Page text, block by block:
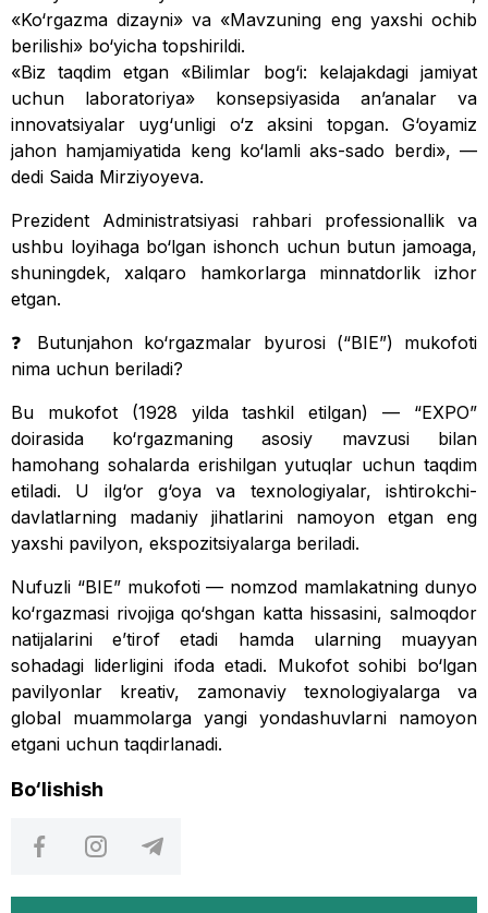
«Ko‘rgazma dizayni» va «Mavzuning eng yaxshi ochib
berilishi» bo‘yicha topshirildi.
«Biz taqdim etgan «Bilimlar bog‘i: kelajakdagi jamiyat
uchun laboratoriya» konsepsiyasida anʼanalar va
innovatsiyalar uyg‘unligi o‘z aksini topgan. G‘oyamiz
jahon hamjamiyatida keng ko‘lamli aks-sado berdi», —
dedi Saida Mirziyoyeva.
Prezident Administratsiyasi rahbari professionallik va
ushbu loyihaga bo‘lgan ishonch uchun butun jamoaga,
shuningdek, xalqaro hamkorlarga minnatdorlik izhor
etgan.
❓ Butunjahon ko‘rgazmalar byurosi (“BIE”) mukofoti
nima uchun beriladi?
Bu mukofot (1928 yilda tashkil etilgan) — “EXPO”
doirasida ko‘rgazmaning asosiy mavzusi bilan
hamohang sohalarda erishilgan yutuqlar uchun taqdim
etiladi. U ilg‘or g‘oya va texnologiyalar, ishtirokchi-
davlatlarning madaniy jihatlarini namoyon etgan eng
yaxshi pavilyon, ekspozitsiyalarga beriladi.
Nufuzli “BIE” mukofoti — nomzod mamlakatning dunyo
ko‘rgazmasi rivojiga qo‘shgan katta hissasini, salmoqdor
natijalarini eʼtirof etadi hamda ularning muayyan
sohadagi liderligini ifoda etadi. Mukofot sohibi bo‘lgan
pavilyonlar kreativ, zamonaviy texnologiyalarga va
global muammolarga yangi yondashuvlarni namoyon
etgani uchun taqdirlanadi.
Bo‘lishish